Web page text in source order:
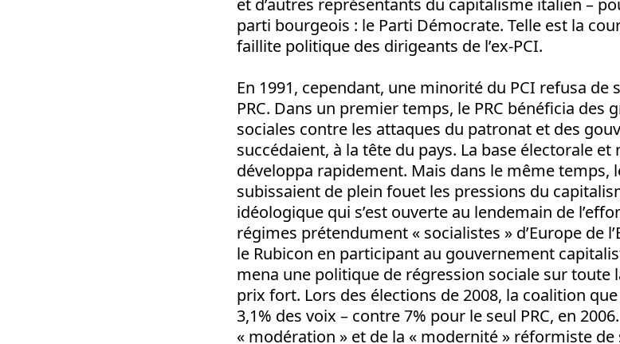
et d’autres représentants du capitalisme italien –
parti bourgeois : le Parti Démocrate. Telle est la
faillite politique des dirigeants de l’ex-PCI.
En 1991, cependant, une minorité du PCI refusa
PRC. Dans un premier temps, le PRC bénéficia des
sociales contre les attaques du patronat et des
succédaient, à la tête du pays. La base électorale et
développa rapidement. Mais dans le même temps,
subissaient de plein fouet les pressions du
idéologique qui s’est ouverte au lendemain de
régimes prétendument « socialistes » d’Europe de
le Rubicon en participant au gouvernement
mena une politique de régression sociale sur toute
prix fort. Lors des élections de 2008, la coalition
3,1% des voix – contre 7% pour le seul PRC, en
« modération » et de la « modernité » réformiste de